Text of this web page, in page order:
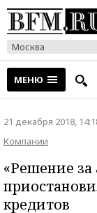
Москва
МЕНЮ
21 декабря 2018,
Компании
«Решение
кредитов